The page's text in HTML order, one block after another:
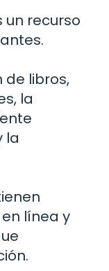
un recurso
de libros,
la
la
línea y